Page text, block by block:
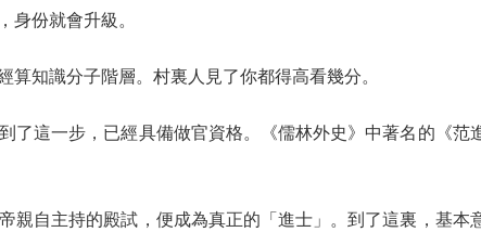
份就會升級。
知識分子階層。村裏人見了你都得高看幾分。
一步，已經具備做官資格。《儒林外史》中著名的《范
自主持的殿試，便成為真正的「進士」。到了這裏，基本